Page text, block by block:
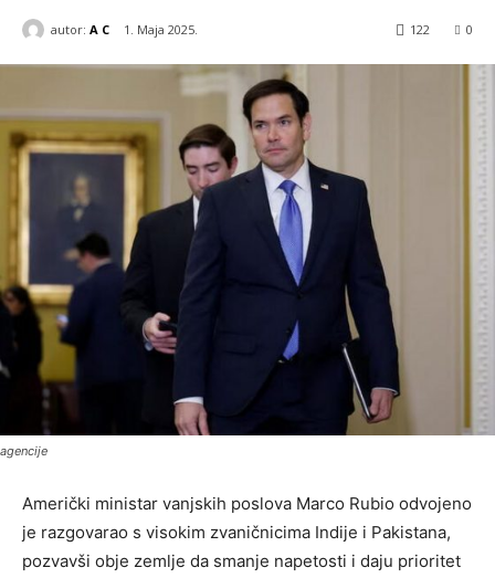
autor: A C 1. Maja 2025. 0
122
agencije
Američki ministar vanjskih poslova Marco Rubio odvojeno
je razgovarao s visokim zvaničnicima Indije i Pakistana,
pozvavši obje zemlje da smanje napetosti i daju prioritet